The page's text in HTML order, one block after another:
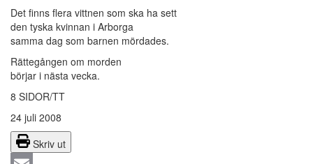
Det finns flera vittnen som ska ha sett
den tyska kvinnan i Arborga
samma dag som barnen mördades.
Rättegången om morden
börjar i nästa vecka.
8 SIDOR/TT
24 juli 2008
Skriv ut